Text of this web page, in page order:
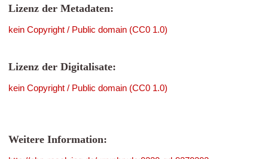
Lizenz der Metadaten:
kein Copyright / Public domain (CC0 1.0)
Lizenz der Digitalisate:
kein Copyright / Public domain (CC0 1.0)
Weitere Information: